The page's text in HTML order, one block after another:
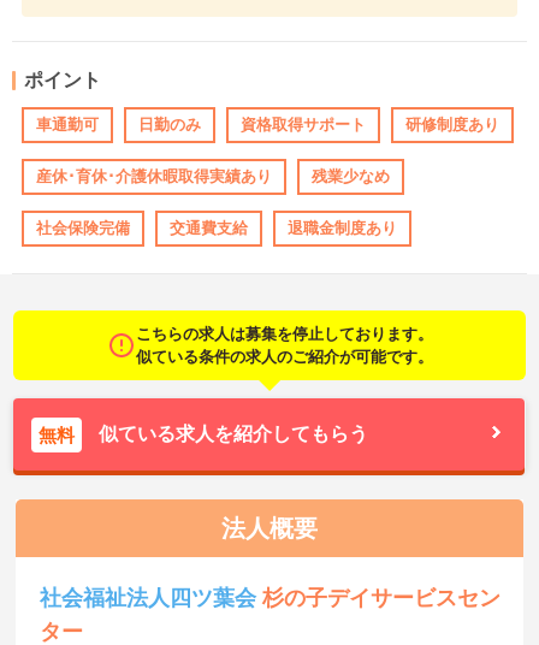
ポイント
車通勤可 日勤のみ 資格取得サポート 研修制度あり
産休･育休･介護休暇取得実績あり 残業少なめ
社会保険完備 交通費支給 退職金制度あり
こちらの求人は募集を停止しております。
似ている条件の求人のご紹介が可能です。
無料 似ている求人を紹介してもらう
法人概要
社会福祉法人四ツ葉会杉の子デイサービスセン
ター